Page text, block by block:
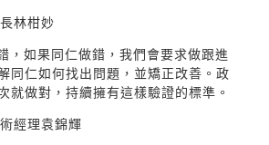
林柑妙
，如果同仁做錯，我們會要求做跟進
同仁如何找出問題，並矯正改善。政
就做對，持續擁有這樣驗證的標準。
經理袁錦輝